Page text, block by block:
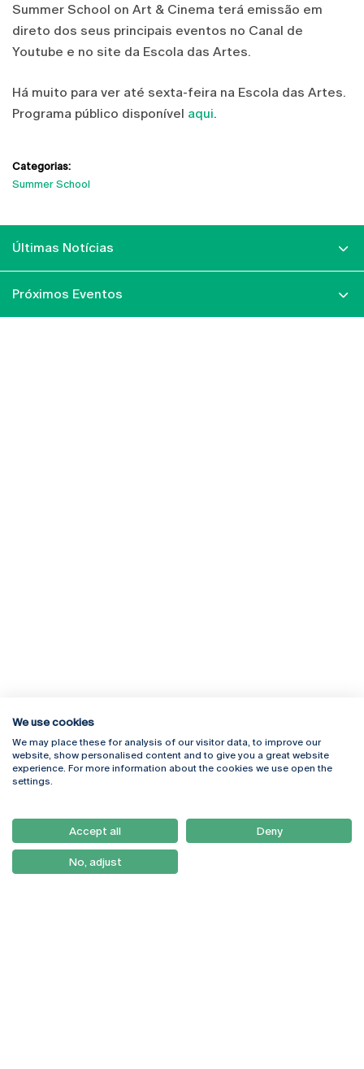
Summer School on Art & Cinema terá emissão em
direto dos seus principais eventos no Canal de
Youtube e no site da Escola das Artes.
Há muito para ver até sexta-feira na Escola das Artes.
Programa público disponível aqui.
Categorias:
Summer School
Últimas Notícias
Próximos Eventos
Rua Diogo Botelho 1327
4169-005 Porto
+351 226 196 240
Campus Online
Webmail
Como Chegar
Newsletter
We use cookies
We may place these for analysis of our visitor data, to improve our
website, show personalised content and to give you a great website
experience. For more information about the cookies we use open the
settings.
Accept all Deny
No, adjust